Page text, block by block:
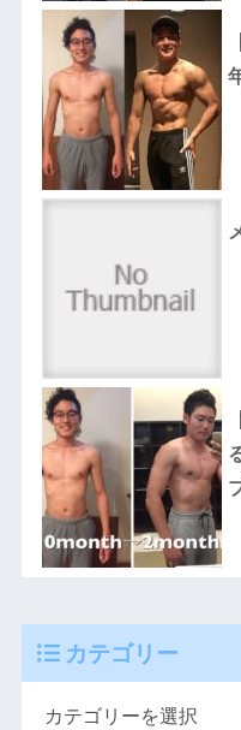
カテゴリー